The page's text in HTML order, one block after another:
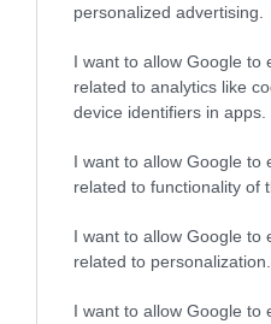
personalized advertising.
I want to allow Google to
related to analytics like
device identifiers in apps.
I want to allow Google to
related to functionality of
I want to allow Google to
related to personalization.
I want to allow Google to
PRONEWS.GR /ΔΙΕΘΝΗΣ ΠΟΛΙΤΙΚΗ
Ν.Τραμπ: «Αν
Δημοκρατικοί
τελευταίος